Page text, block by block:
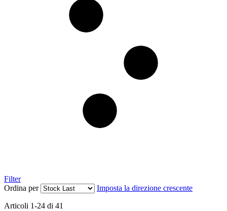
Filter
Ordina per
Imposta la direzione crescente
Articoli 1-24 di 41